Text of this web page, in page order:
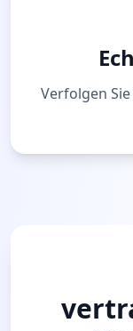
Verfolgen